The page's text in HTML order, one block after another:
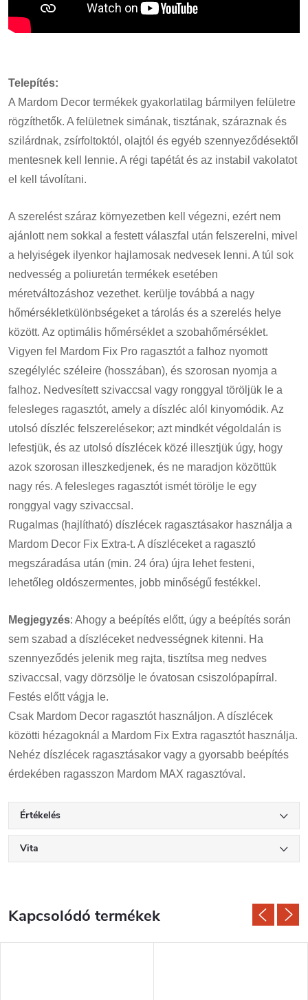
Telepítés:
A Mardom Decor termékek gyakorlatilag bármilyen felületre
rögzíthetők. A felületnek simának, tisztának, száraznak és
szilárdnak, zsírfoltoktól, olajtól és egyéb szennyeződésektől
mentesnek kell lennie. A régi tapétát és az instabil vakolatot
el kell távolítani.
A szerelést száraz környezetben kell végezni, ezért nem
ajánlott nem sokkal a festett válaszfal után felszerelni, mivel
a helyiségek ilyenkor hajlamosak nedvesek lenni. A túl sok
nedvesség a poliuretán termékek esetében
méretváltozáshoz vezethet. kerülje továbbá a nagy
hőmérsékletkülönbségeket a tárolás és a szerelés helye
között. Az optimális hőmérséklet a szobahőmérséklet.
Vigyen fel Mardom Fix Pro ragasztót a falhoz nyomott
szegélyléc széleire (hosszában), és szorosan nyomja a
falhoz. Nedvesített szivaccsal vagy ronggyal töröljük le a
felesleges ragasztót, amely a díszléc alól kinyomódik. Az
utolsó díszléc felszerelésekor; azt mindkét végoldalán is
lefestjük, és az utolsó díszlécek közé illesztjük úgy, hogy
azok szorosan illeszkedjenek, és ne maradjon közöttük
nagy rés. A felesleges ragasztót ismét törölje le egy
ronggyal vagy szivaccsal.
Rugalmas (hajlítható) díszlécek ragasztásakor használja a
Mardom Decor Fix Extra-t. A díszléceket a ragasztó
megszáradása után (min. 24 óra) újra lehet festeni,
lehetőleg oldószermentes, jobb minőségű festékkel.
Megjegyzés: Ahogy a beépítés előtt, úgy a beépítés során
sem szabad a díszléceket nedvességnek kitenni. Ha
szennyeződés jelenik meg rajta, tisztítsa meg nedves
szivaccsal, vagy dörzsölje le óvatosan csiszolópapírral.
Festés előtt vágja le.
Csak Mardom Decor ragasztót használjon. A díszlécek
közötti hézagoknál a Mardom Fix Extra ragasztót használja.
Nehéz díszlécek ragasztásakor vagy a gyorsabb beépítés
érdekében ragasszon Mardom MAX ragasztóval.
Értékelés
Vita
Kapcsolódó termékek